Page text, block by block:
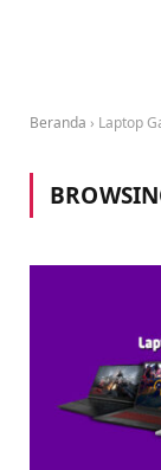
Beranda › Laptop